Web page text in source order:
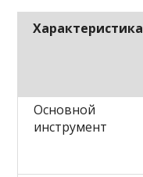
Характеристика
Основной
инструмент